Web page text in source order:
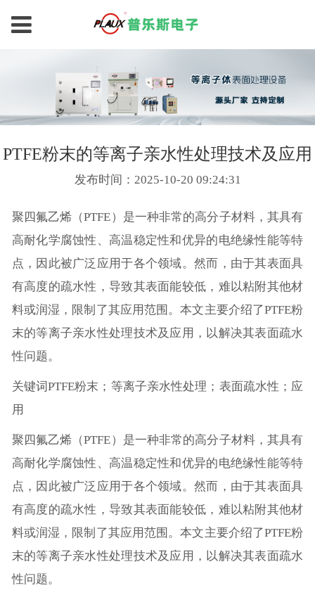
PTFE粉末的等离子亲水性处理技术及应用
发布时间：2025-10-20 09:24:31
聚四氟乙烯（PTFE）是一种非常的高分子材料，其具有
高耐化学腐蚀性、高温稳定性和优异的电绝缘性能等特
点，因此被广泛应用于各个领域。然而，由于其表面具
有高度的疏水性，导致其表面能较低，难以粘附其他材
料或润湿，限制了其应用范围。本文主要介绍了PTFE粉
末的等离子亲水性处理技术及应用，以解决其表面疏水
性问题。
关键词PTFE粉末；等离子亲水性处理；表面疏水性；应
用
聚四氟乙烯（PTFE）是一种非常的高分子材料，其具有
高耐化学腐蚀性、高温稳定性和优异的电绝缘性能等特
点，因此被广泛应用于各个领域。然而，由于其表面具
有高度的疏水性，导致其表面能较低，难以粘附其他材
料或润湿，限制了其应用范围。本文主要介绍了PTFE粉
末的等离子亲水性处理技术及应用，以解决其表面疏水
性问题。